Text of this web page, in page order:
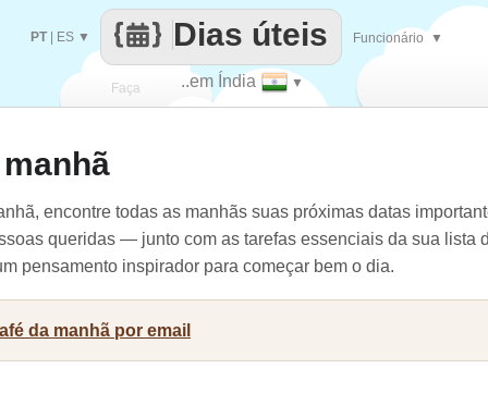
Faça ..em Índia ▼
Dias úteis
PT| ES ▼ Funcionário ▼
encontre todas as manhãs suas próximas datas
queridas — junto com as tarefas essenciais da sua lista
pensamento inspirador para começar bem o dia.
da manhã por email